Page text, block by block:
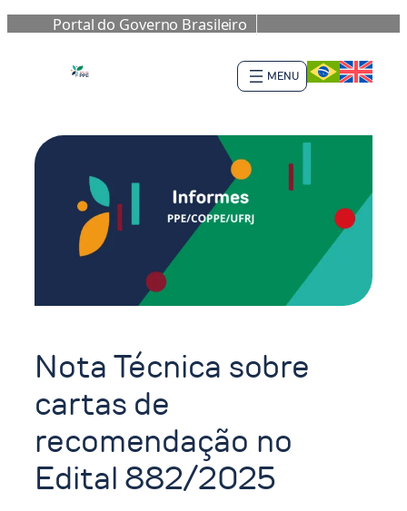
Portal do Governo Brasileiro
al
contenido
Nota Técnica sobre
cartas de
recomendação no
Edital 882/2025